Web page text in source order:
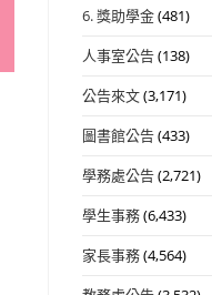
6. 獎助學金(481)
人事室公告(138)
公告來文(3,171)
圖書館公告(433)
學務處公告(2,721)
學生事務(6,433)
家長事務(4,564)